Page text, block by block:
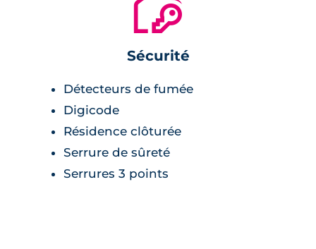
Sécurité
Détecteurs de fumée
Digicode
Résidence clôturée
Serrure de sûreté
Serrures 3 points